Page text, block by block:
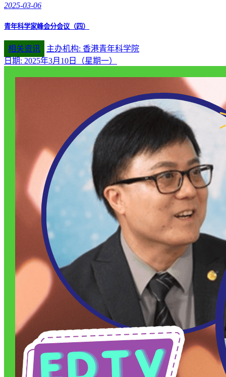
2025-03-06
青年科学家峰会分会议（四）
相关资讯
主办机构: 香港青年科学院
日期: 2025年3月10日（星期一）